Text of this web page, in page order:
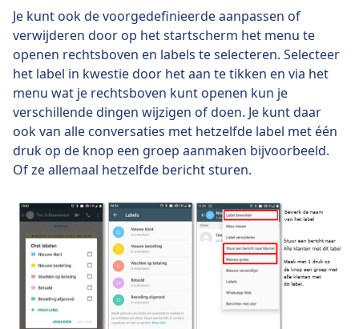
Je kunt ook de voorgedefinieerde aanpassen of
verwijderen door op het startscherm het menu te
openen rechtsboven en labels te selecteren. Selecteer
het label in kwestie door het aan te tikken en via het
menu wat je rechtsboven kunt openen kun je
verschillende dingen wijzigen of doen. Je kunt daar
ook van alle conversaties met hetzelfde label met één
druk op de knop een groep aanmaken bijvoorbeeld.
Of ze allemaal hetzelfde bericht sturen.